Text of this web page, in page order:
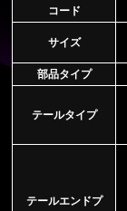
コード
サイズ
部品タイプ
テールタイプ
テールエンドプ